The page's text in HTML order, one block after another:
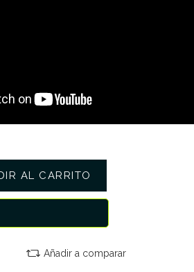
AL CARRITO
Añadir a comparar